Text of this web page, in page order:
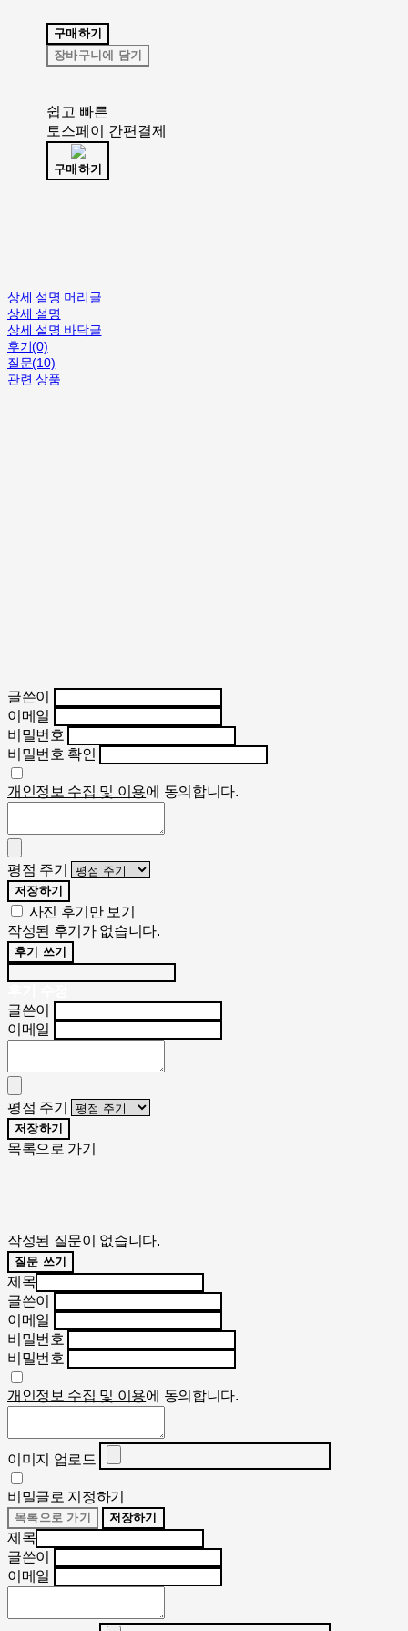
구매하기
장바구니에 담기
쉽고 빠른
토스페이 간편결제
구매하기
상세 설명 머리글
상세 설명
상세 설명 바닥글
후기(0)
질문(10)
관련 상품
글쓴이
이메일
비밀번호
비밀번호 확인
개인정보 수집 및 이용에 동의합니다.
평점 주기
저장하기
사진 후기만 보기
작성된 후기가 없습니다.
후기 쓰기
글쓴이
이메일
평점 주기
저장하기
목록으로 가기
작성된 질문이 없습니다.
질문 쓰기
제목
글쓴이
이메일
비밀번호
비밀번호
개인정보 수집 및 이용에 동의합니다.
이미지 업로드
비밀글로 지정하기
목록으로 가기 저장하기
제목
글쓴이
이메일